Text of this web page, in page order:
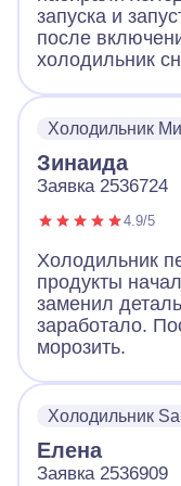
запуска и
после
холодильник
Холодильник
Зинаида
Заявка 2536724
4.9/5
Холодильник
продукты
заменил
заработало.
морозить.
Холодильник
Елена
Заявка 2536909